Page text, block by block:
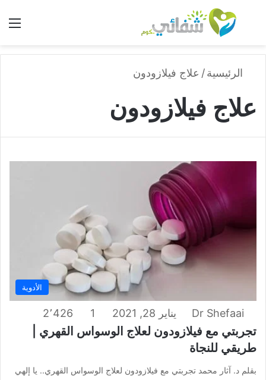
بحث عن
الرئيسية/ علاج فيلازودون
علاج فيلازودون
الأدوية
Dr Shefaai يناير 28, 2021 1 2٬426
تجربتي مع فيلازودون لعلاج الوسواس القهري |
طريقي للنجاة
بقلم د. آثار محمد تجربتي مع فيلازودون لعلاج الوسواس القهري.. يا إلهي